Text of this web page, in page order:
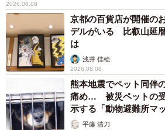
2026.08.08
京都の百貨店が開催の
デルがいる 比叡山延
は
浅井 佳穂
2026.08.08
熊本地震でペット同伴
痛め… 被災ペットの
示する「動物避難所マ
平藤 清刀